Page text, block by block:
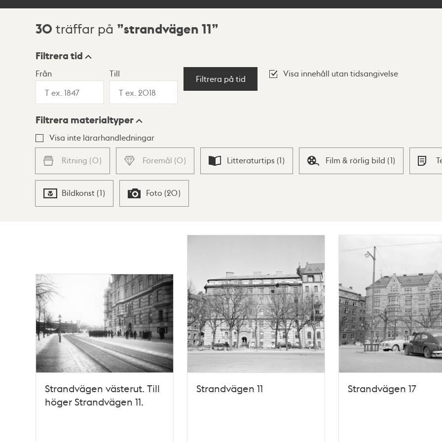
Sökresultat
30 träffar på strandvägen 11
Visningsläge
Lista Karta
Filtrera tid
Från Till
Filtrera på tid
Visa innehåll utan tidsangivelse
Filtrera materialtyper
Visa inte lärarhandledningar
Ritning (0) Föremål (0) Litteraturtips (1) Film & rörlig bild (1)
Bildkonst (1) Foto (20)
Strandvägen västerut. Till
höger Strandvägen 11.
Strandvägen 11 Strandvägen 17